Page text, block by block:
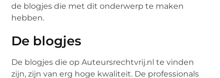
de blogjes die met dit onderwerp te maken
hebben.
De blogjes
De blogjes die op Auteursrechtvrij.nl te vinden
zijn, zijn van erg hoge kwaliteit. De professionals